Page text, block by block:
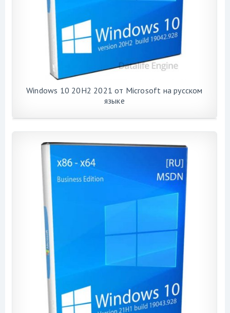
Windows 10 20H2 2021 от Microsoft на русском
языке